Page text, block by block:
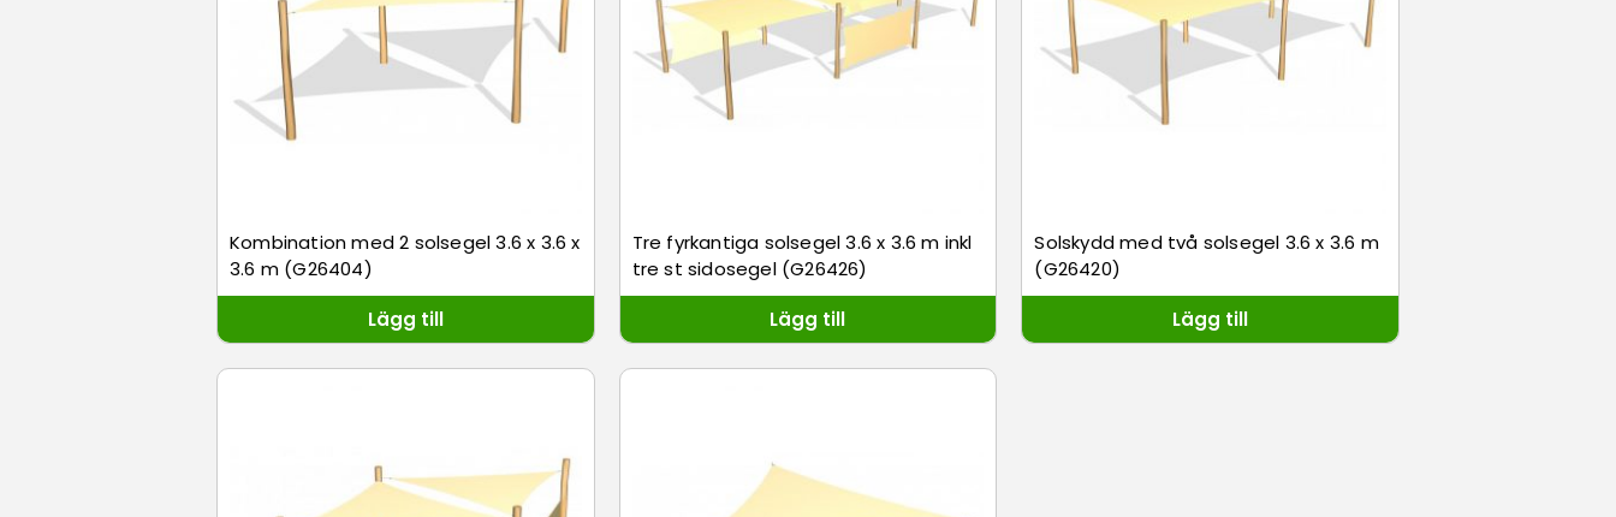
Kombination med 2 solsegel 3.6 x 3.6 x
3.6 m (G26404)
Lägg till
Tre fyrkantiga solsegel 3.6 x 3.6 m inkl
tre st sidosegel (G26426)
Lägg till
Solskydd med två solsegel 3.6 x 3.6 m
(G26420)
Lägg till